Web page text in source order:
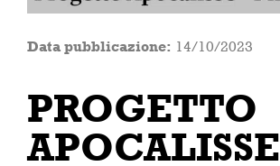
Data pubblicazione: 14/10/2023
PROGETTO
APOCALISSE